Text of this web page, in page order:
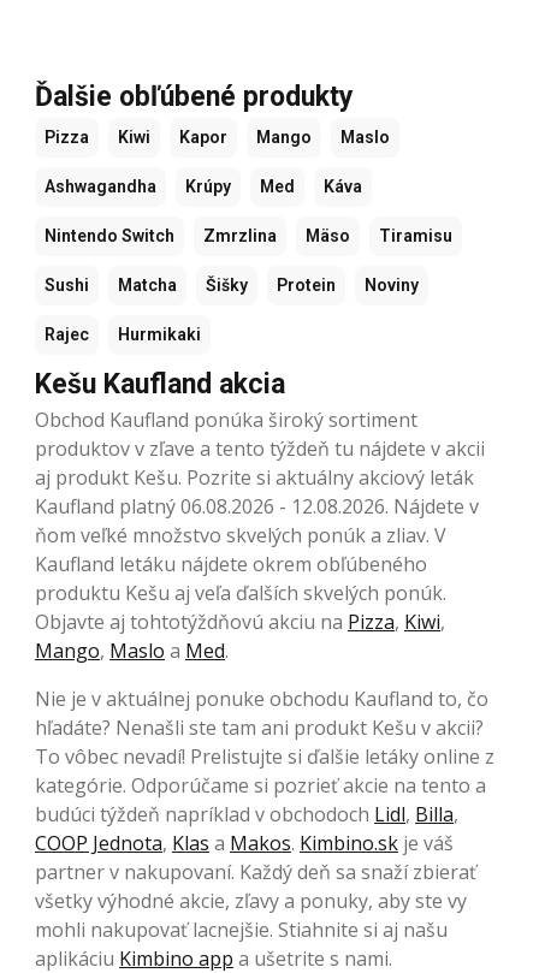
Ďalšie obľúbené produkty
Pizza Kiwi Kapor Mango Maslo
Ashwagandha Krúpy Med Káva
Nintendo Switch Zmrzlina Mäso Tiramisu
Sushi Matcha Šišky Protein Noviny
Rajec Hurmikaki
Kešu Kaufland akcia
Obchod Kaufland ponúka široký sortiment
produktov v zľave a tento týždeň tu nájdete v akcii
aj produkt Kešu. Pozrite si aktuálny akciový leták
Kaufland platný 06.08.2026 - 12.08.2026. Nájdete v
ňom veľké množstvo skvelých ponúk a zliav. V
Kaufland letáku nájdete okrem obľúbeného
produktu Kešu aj veľa ďalších skvelých ponúk.
Objavte aj tohtotýždňovú akciu na Pizza, Kiwi,
Mango, Maslo a Med.
Nie je v aktuálnej ponuke obchodu Kaufland to, čo
hľadáte? Nenašli ste tam ani produkt Kešu v akcii?
To vôbec nevadí! Prelistujte si ďalšie letáky online z
kategórie. Odporúčame si pozrieť akcie na tento a
budúci týždeň napríklad v obchodoch Lidl, Billa,
COOP Jednota, Klas a Makos. Kimbino.sk je váš
partner v nakupovaní. Každý deň sa snaží zbierať
všetky výhodné akcie, zľavy a ponuky, aby ste vy
mohli nakupovať lacnejšie. Stiahnite si aj našu
aplikáciu Kimbino app a ušetrite s nami.